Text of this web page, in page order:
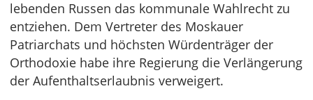
lebenden Russen das kommunale Wahlrecht zu
entziehen. Dem Vertreter des Moskauer
Patriarchats und höchsten Würdenträger der
Orthodoxie habe ihre Regierung die Verlängerung
der Aufenthaltserlaubnis verweigert.